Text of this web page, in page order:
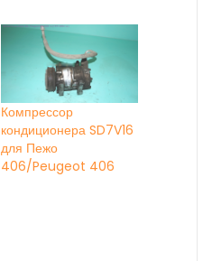
Компрессор
кондиционера SD7V16
для Пежо
406/Peugeot 406